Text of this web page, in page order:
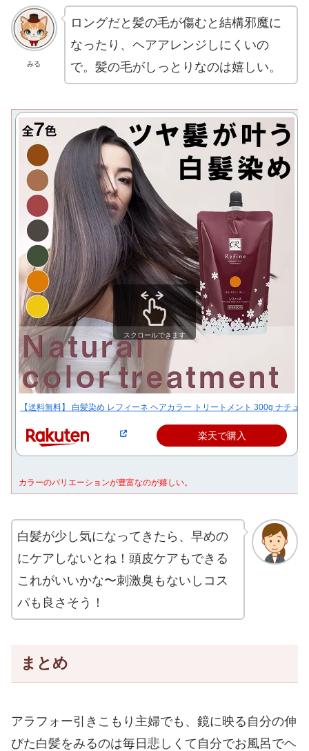
みる
ロングだと髪の毛が傷むと結構邪魔に
なったり、ヘアアレンジしにくいの
で。髪の毛がしっとりなのは嬉しい。
【送料無料】 白髪染め レフィーネ ヘアカラー トリートメント 300g ナチュ…
楽天で購入
カラーのバリエーションが豊富なのが嬉しい。
スクロールできます
白髪が少し気になってきたら、早めの
にケアしないとね！頭皮ケアもできる
これがいいかな〜刺激臭もないしコス
パも良さそう！
まとめ
アラフォー引きこもり主婦でも、鏡に映る自分の伸
びた白髪をみるのは毎日悲しくて自分でお風呂でヘ